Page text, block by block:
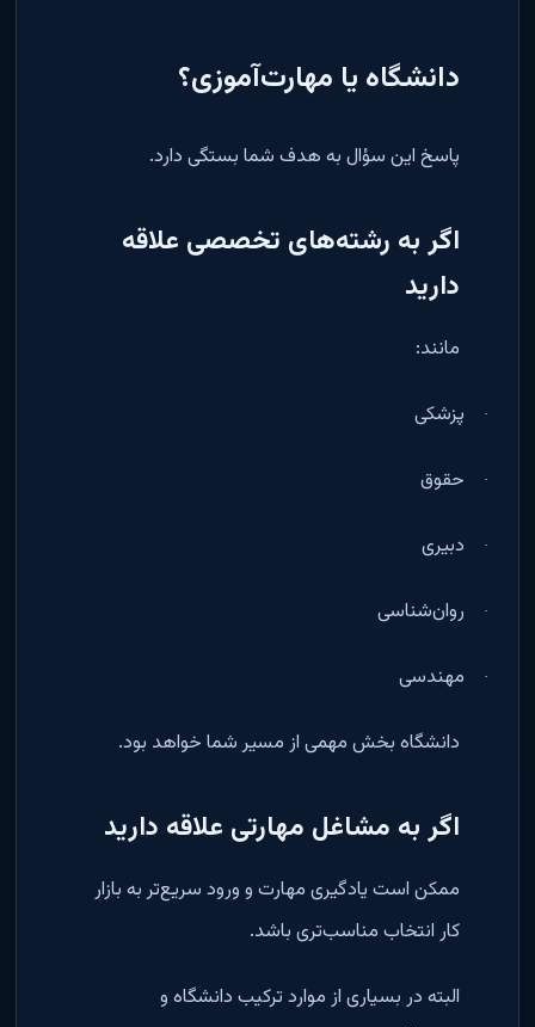
دانشگاه یا مهارت‌آموزی؟
پاسخ این سؤال به هدف شما بستگی دارد.
اگر به رشته‌های تخصصی علاقه
دارید
مانند:
· پزشکی
· حقوق
· دبیری
· روان‌شناسی
· مهندسی
دانشگاه بخش مهمی از مسیر شما خواهد بود.
اگر به مشاغل مهارتی علاقه دارید
ممکن است یادگیری مهارت و ورود سریع‌تر به بازار
کار انتخاب مناسب‌تری باشد.
البته در بسیاری از موارد ترکیب دانشگاه و